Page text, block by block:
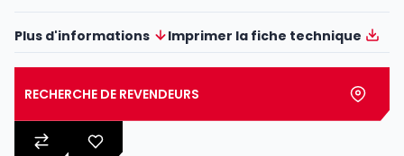
Plus d'informations Imprimer la fiche technique
RECHERCHE DE REVENDEURS